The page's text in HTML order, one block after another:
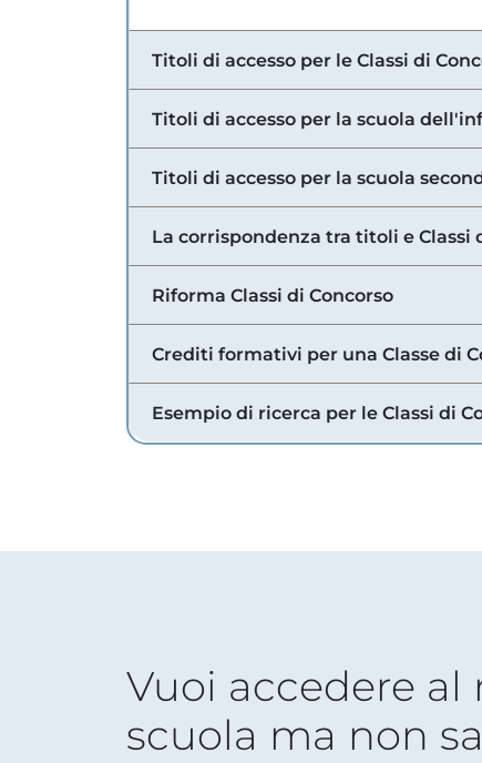
Titoli di accesso per le Classi di
Titoli di accesso per la scuola
Titoli di accesso per la scuola
La corrispondenza tra titoli e Classi
Riforma Classi di Concorso
Crediti formativi per una Classe di
Esempio di ricerca per le Classi di
Vuoi accedere al
scuola ma non